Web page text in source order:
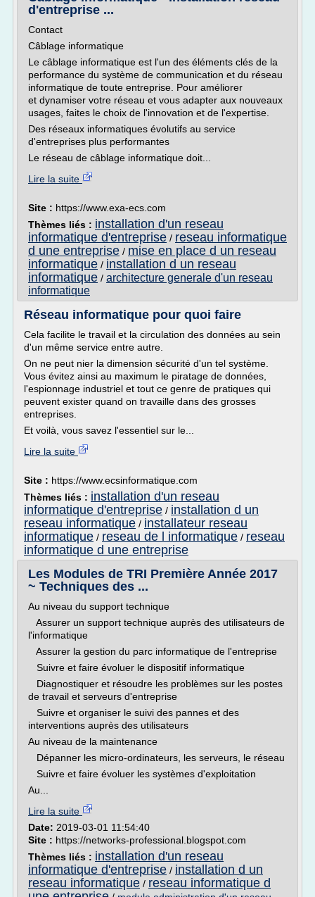
d'entreprise ...
Contact
Câblage informatique
Le câblage informatique est l'un des éléments clés de la
performance du système de communication et du réseau
informatique de toute entreprise. Pour améliorer
et dynamiser votre réseau et vous adapter aux nouveaux
usages, faites le choix de l'innovation et de l'expertise.
Des réseaux informatiques évolutifs au service
d'entreprises plus performantes
Le réseau de câblage informatique doit...
Lire la suite
Site : https://www.exa-ecs.com
Thèmes liés : installation d'un reseau
informatique d'entreprise / reseau informatique
d une entreprise / mise en place d un reseau
informatique / installation d un reseau
informatique / architecture generale d'un reseau
informatique
Réseau informatique pour quoi faire
Cela facilite le travail et la circulation des données au sein
d'un même service entre autre.
On ne peut nier la dimension sécurité d'un tel système.
Vous évitez ainsi au maximum le piratage de données,
l'espionnage industriel et tout ce genre de pratiques qui
peuvent exister quand on travaille dans des grosses
entreprises.
Et voilà, vous savez l'essentiel sur le...
Lire la suite
Site : https://www.ecsinformatique.com
Thèmes liés : installation d'un reseau
informatique d'entreprise / installation d un
reseau informatique / installateur reseau
informatique / reseau de l informatique / reseau
informatique d une entreprise
Les Modules de TRI Première Année 2017
~ Techniques des ...
Au niveau du support technique
­ Assurer un support technique auprès des utilisateurs de
l'informatique
­ Assurer la gestion du parc informatique de l'entreprise
­ Suivre et faire évoluer le dispositif informatique
­ Diagnostiquer et résoudre les problèmes sur les postes
de travail et serveurs d'entreprise
­ Suivre et organiser le suivi des pannes et des
interventions auprès des utilisateurs
Au niveau de la maintenance
­ Dépanner les micro-ordinateurs, les serveurs, le réseau
­ Suivre et faire évoluer les systèmes d'exploitation
Au...
Lire la suite
Date: 2019-03-01 11:54:40
Site : https://networks-professional.blogspot.com
Thèmes liés : installation d'un reseau
informatique d'entreprise / installation d un
reseau informatique / reseau informatique d